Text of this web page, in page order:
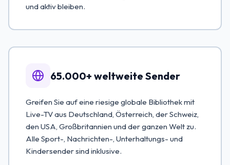
und aktiv bleiben.
65.000+ weltweite Sender
Greifen Sie auf eine riesige globale Bibliothek mit
Live-TV aus Deutschland, Österreich, der Schweiz,
den USA, Großbritannien und der ganzen Welt zu.
Alle Sport-, Nachrichten-, Unterhaltungs- und
Kindersender sind inklusive.